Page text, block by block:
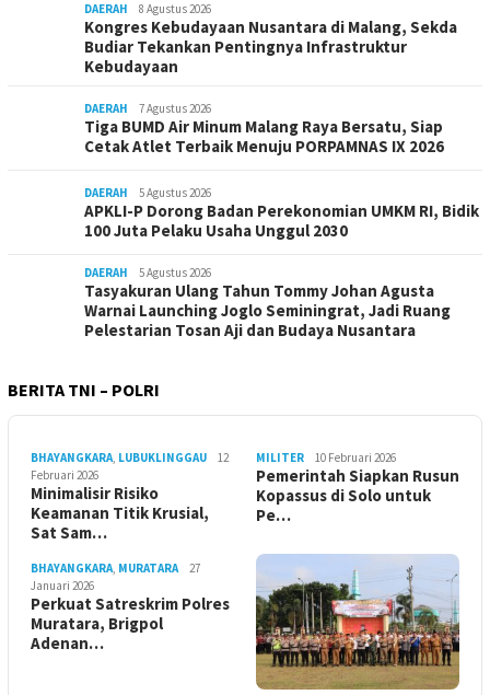
DAERAH 8 Agustus 2026
Kongres Kebudayaan Nusantara di Malang, Sekda
Budiar Tekankan Pentingnya Infrastruktur
Kebudayaan
DAERAH 7 Agustus 2026
Tiga BUMD Air Minum Malang Raya Bersatu, Siap
Cetak Atlet Terbaik Menuju PORPAMNAS IX 2026
DAERAH 5 Agustus 2026
APKLI-P Dorong Badan Perekonomian UMKM RI, Bidik
100 Juta Pelaku Usaha Unggul 2030
DAERAH 5 Agustus 2026
Tasyakuran Ulang Tahun Tommy Johan Agusta
Warnai Launching Joglo Seminingrat, Jadi Ruang
Pelestarian Tosan Aji dan Budaya Nusantara
BERITA TNI – POLRI
BHAYANGKARA, LUBUKLINGGAU
12
Februari 2026
Minimalisir Risiko
Keamanan Titik Krusial,
Sat Sam…
MILITER 10 Februari 2026
Pemerintah Siapkan Rusun
Kopassus di Solo untuk
Pe…
BHAYANGKARA, MURATARA
27
Januari 2026
Perkuat Satreskrim Polres
Muratara, Brigpol
Adenan…